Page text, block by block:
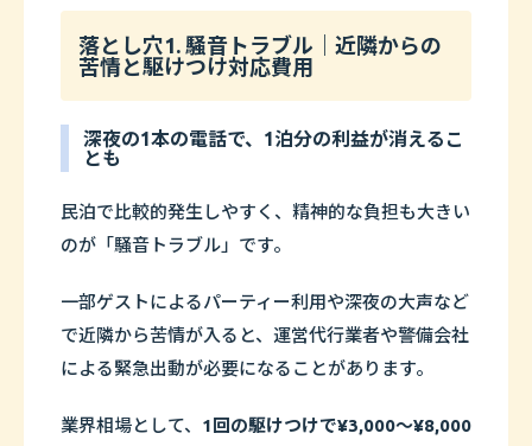
落とし穴1. 騒音トラブル｜近隣からの
苦情と駆けつけ対応費用
深夜の1本の電話で、1泊分の利益が消えるこ
とも
民泊で比較的発生しやすく、精神的な負担も大きい
のが「騒音トラブル」です。
一部ゲストによるパーティー利用や深夜の大声など
で近隣から苦情が入ると、運営代行業者や警備会社
による緊急出動が必要になることがあります。
業界相場として、 1回の駆けつけで¥3,000〜¥8,000